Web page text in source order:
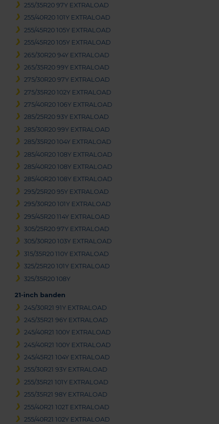
255/35R20 97Y EXTRALOAD
255/40R20 101Y EXTRALOAD
255/45R20 105Y EXTRALOAD
255/45R20 105Y EXTRALOAD
265/30R20 94Y EXTRALOAD
265/35R20 99Y EXTRALOAD
275/30R20 97Y EXTRALOAD
275/35R20 102Y EXTRALOAD
275/40R20 106Y EXTRALOAD
285/25R20 93Y EXTRALOAD
285/30R20 99Y EXTRALOAD
285/35R20 104Y EXTRALOAD
285/40R20 108Y EXTRALOAD
285/40R20 108Y EXTRALOAD
285/40R20 108Y EXTRALOAD
295/25R20 95Y EXTRALOAD
295/30R20 101Y EXTRALOAD
295/45R20 114Y EXTRALOAD
305/25R20 97Y EXTRALOAD
305/30R20 103Y EXTRALOAD
315/35R20 110Y EXTRALOAD
325/25R20 101Y EXTRALOAD
325/35R20 108Y
21-inch banden
245/30R21 91Y EXTRALOAD
245/35R21 96Y EXTRALOAD
245/40R21 100Y EXTRALOAD
245/40R21 100Y EXTRALOAD
245/45R21 104Y EXTRALOAD
255/30R21 93Y EXTRALOAD
255/35R21 101Y EXTRALOAD
255/35R21 98Y EXTRALOAD
255/40R21 102T EXTRALOAD
255/40R21 102Y EXTRALOAD